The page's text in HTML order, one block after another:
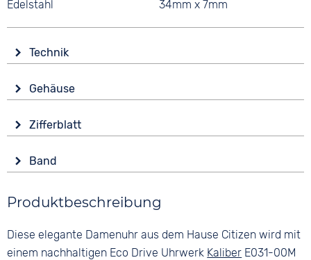
Edelstahl
34mm x 7mm
Technik
Solar
Funktionen
End of Life Anzeige
Wasserdicht
5 bar
Gehäuse
Rund
Material
Edelstahl
Farbe
Zifferblatt
Analog
Weiß
Ziffern
Keine
Band
Gold
Material
Produktbeschreibung
Diese elegante Damenuhr aus dem Hause Citizen wird mit
einem nachhaltigen Eco Drive Uhrwerk Kaliber E031-00M